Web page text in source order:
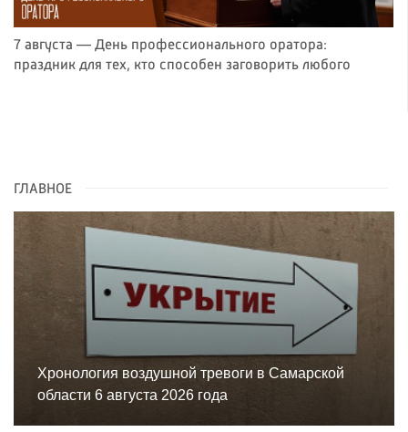
7 августа — День профессионального оратора:
праздник для тех, кто способен заговорить любого
ГЛАВНОЕ
Хронология воздушной тревоги в Самарской
области 6 августа 2026 года